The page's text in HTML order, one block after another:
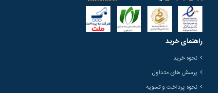
راهنمای خرید
نحوه خرید
پرسش های متداول
نحوه پرداخت و تسویه